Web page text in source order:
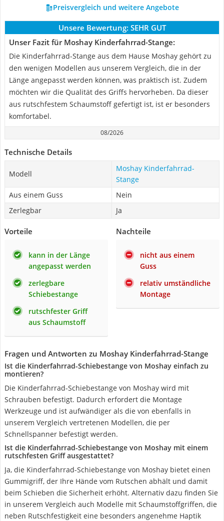
Preisvergleich und weitere Angebote
Unsere Bewertung: SEHR GUT
Unser Fazit für Moshay Kinderfahrrad-Stange:
Die Kinderfahrrad-Stange aus dem Hause Moshay gehört zu
den wenigen Modellen aus unserem Vergleich, die in der
Länge angepasst werden können, was praktisch ist. Zudem
möchten wir die Qualität des Griffs hervorheben. Da dieser
aus rutschfestem Schaumstoff gefertigt ist, ist er besonders
komfortabel.
08/2026
Technische Details
Modell
Moshay Kinderfahrrad-
Stange
Aus einem Guss
Nein
Zerlegbar
Ja
Vorteile
kann in der Länge
angepasst werden
zerlegbare
Schiebestange
rutschfester Griff
aus Schaumstoff
Nachteile
nicht aus einem
Guss
relativ umständliche
Montage
Fragen und Antworten zu Moshay Kinderfahrrad-Stange
Ist die Kinderfahrrad-Schiebestange von Moshay einfach zu
montieren?
Die Kinderfahrrad-Schiebestange von Moshay wird mit
Schrauben befestigt. Dadurch erfordert die Montage
Werkzeuge und ist aufwändiger als die von ebenfalls in
unserem Vergleich vertretenen Modellen, die per
Schnellspanner befestigt werden.
Ist die Kinderfahrrad-Schiebestange von Moshay mit einem
rutschfesten Griff ausgestattet?
Ja, die Kinderfahrrad-Schiebestange von Moshay bietet einen
Gummigriff, der Ihre Hände vom Rutschen abhält und damit
beim Schieben die Sicherheit erhöht. Alternativ dazu finden Sie
in unserem Vergleich auch Modelle mit Schaumstoffgriffen, die
neben Rutschfestigkeit eine besonders angenehme Haptik